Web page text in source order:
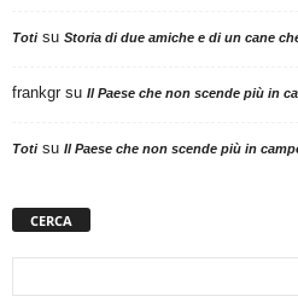
Totisu Storia di due amiche e di un cane
frankgr su Il Paese che non scende più in
Totisu Il Paese che non scende più in
CERCA